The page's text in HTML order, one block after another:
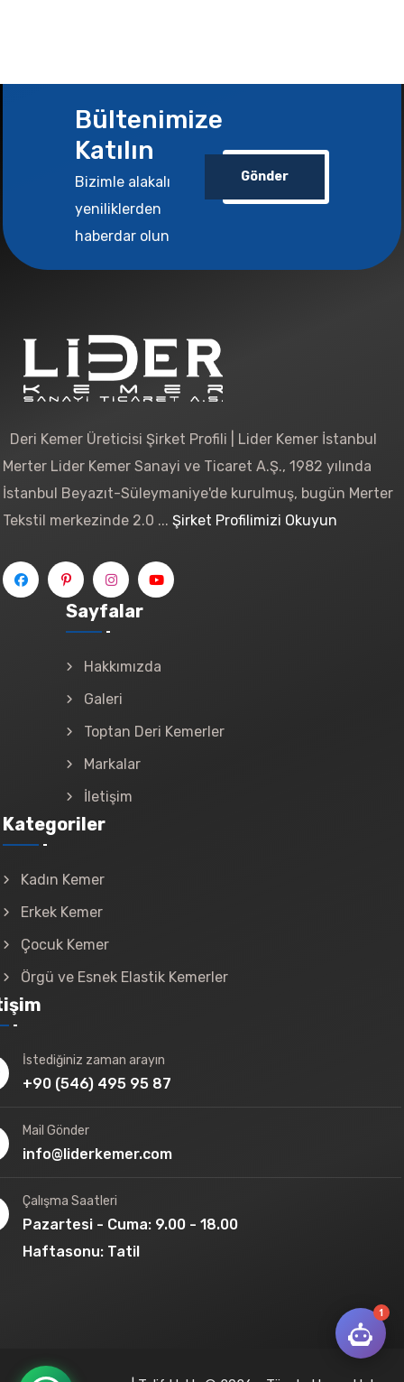
Bültenimize
Katılın
Bizimle alakalı
yeniliklerden
haberdar olun
Gönder
Deri Kemer Üreticisi Şirket Profili | Lider Kemer İstanbul
Merter Lider Kemer Sanayi ve Ticaret A.Ş., 1982 yılında
İstanbul Beyazıt-Süleymaniye'de kurulmuş, bugün Merter
Tekstil merkezinde 2.0 ... Şirket Profilimizi Okuyun
Sayfalar
Hakkımızda
Galeri
Toptan Deri Kemerler
Markalar
İletişim
Kategoriler
Kadın Kemer
Erkek Kemer
Çocuk Kemer
Örgü ve Esnek Elastik Kemerler
İstediğiniz zaman arayın
+90 (546) 495 95 87
Mail Gönder
info@liderkemer.com
Çalışma Saatleri
Pazartesi - Cuma: 9.00 - 18.00
Haftasonu: Tatil
1